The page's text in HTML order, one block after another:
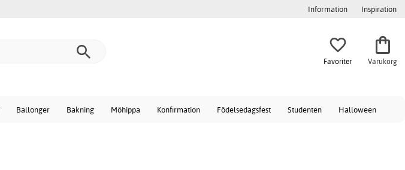
Information Inspiration
Favoriter Varukorg
Ballonger Bakning Möhippa Konfirmation Födelsedagsfest Studenten Halloween